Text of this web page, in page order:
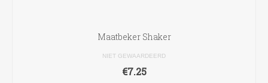
Maatbeker Shaker
NIET GEWAARDEERD
€7.25